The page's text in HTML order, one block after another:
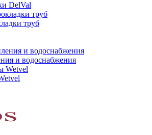
DelVal
труб
и водоснабжения